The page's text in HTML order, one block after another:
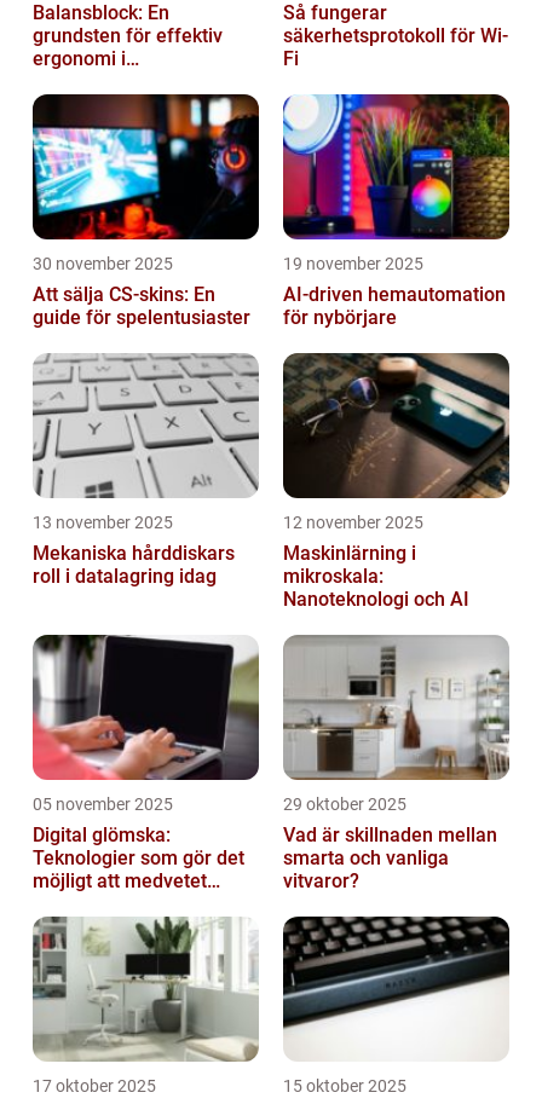
Balansblock: En
grundsten för effektiv
ergonomi i
Så fungerar
säkerhetsprotokoll för Wi-
Fi
30 november 2025
Att sälja CS-skins: En
guide för spelentusiaster
19 november 2025
AI-driven hemautomation
för nybörjare
13 november 2025
Mekaniska hårddiskars
roll i datalagring idag
12 november 2025
Maskinlärning i
mikroskala:
Nanoteknologi och AI
05 november 2025
Digital glömska:
Teknologier som gör det
möjligt att medvetet
29 oktober 2025
Vad är skillnaden mellan
smarta och vanliga
vitvaror?
17 oktober 2025 15 oktober 2025